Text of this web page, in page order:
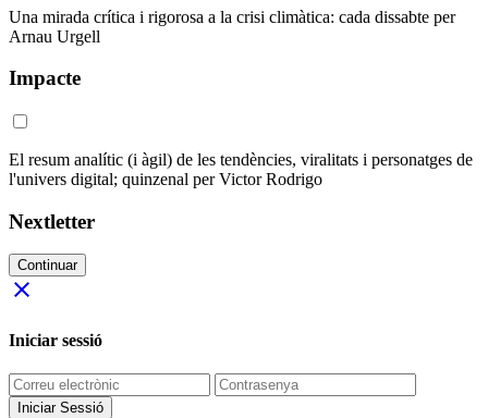
Una mirada crítica i rigorosa a la crisi climàtica: cada dissabte per
Arnau Urgell
Impacte
El resum analític (i àgil) de les tendències, viralitats i personatges de
l'univers digital; quinzenal per Victor Rodrigo
Nextletter
Continuar
close
Iniciar sessió
Iniciar Sessió